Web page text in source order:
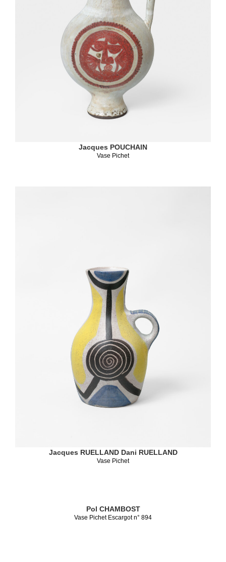
Jacques POUCHAIN
Vase Pichet
Jacques RUELLAND Dani RUELLAND
Vase Pichet
Pol CHAMBOST
Vase Pichet Escargot n° 894